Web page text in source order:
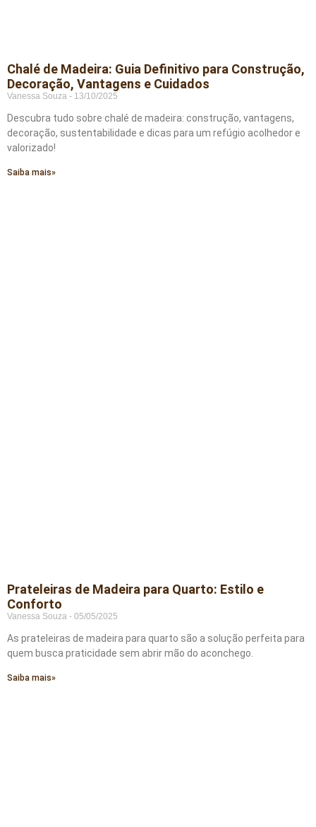
Chalé de Madeira: Guia Definitivo para Construção,
Decoração, Vantagens e Cuidados
Vanessa Souza 13/10/2025
Descubra tudo sobre chalé de madeira: construção, vantagens,
decoração, sustentabilidade e dicas para um refúgio acolhedor e
valorizado!
Saiba mais»
Prateleiras de Madeira para Quarto: Estilo e
Conforto
Vanessa Souza 05/05/2025
As prateleiras de madeira para quarto são a solução perfeita para
quem busca praticidade sem abrir mão do aconchego.
Saiba mais»